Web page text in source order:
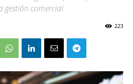
gestión comercial.
223